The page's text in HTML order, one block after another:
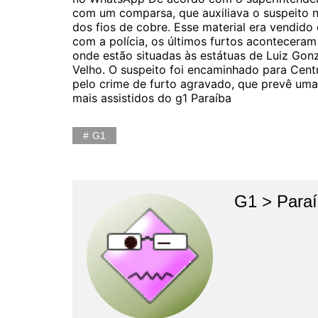
com um comparsa, que auxiliava o suspeito
dos fios de cobre. Esse material era
com a polícia, os últimos furtos
onde estão situadas às estátuas de Luiz
Velho. O suspeito foi encaminhado para
pelo crime de furto agravado, que prevê
mais assistidos do g1 Paraíba
G1
G1 >